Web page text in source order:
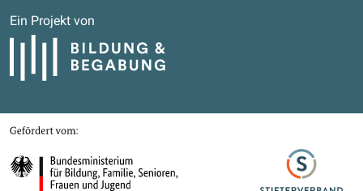
Ein Projekt von
Bildung und Begabung
Gefördert von
Bundesministerium für Bildung, Familie, Senioren, Frauen und Jugend
Stifterverband